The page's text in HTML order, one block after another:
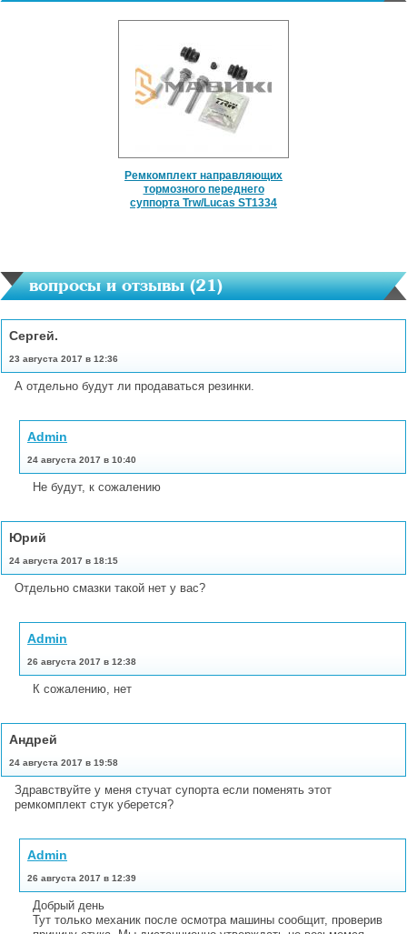
Ремкомплект направляющих
тормозного переднего
суппорта Trw/Lucas ST1334
вопросы и отзывы (21)
Сергей.
23 августа 2017 в 12:36
А отдельно будут ли продаваться резинки.
Admin
24 августа 2017 в 10:40
Не будут, к сожалению
Юрий
24 августа 2017 в 18:15
Отдельно смазки такой нет у вас?
Admin
26 августа 2017 в 12:38
К сожалению, нет
Андрей
24 августа 2017 в 19:58
Здравствуйте у меня стучат супорта если поменять этот
ремкомплект стук уберется?
Admin
26 августа 2017 в 12:39
Добрый день
Тут только механик после осмотра машины сообщит, проверив